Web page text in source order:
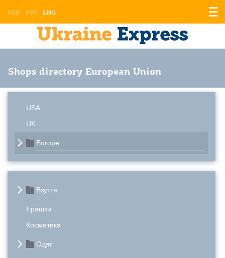
УКР РУС ENG
Shops directory European Union
USA
UK
Europe
Взуття
Іграшки
Косметика
Одяг